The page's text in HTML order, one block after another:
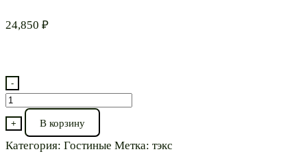
24,850 ₽
-
Количество
товара
Гостиная⭐"Марсель-4
248"
+ В корзину
Категория: Гостиные Метка: тэкс